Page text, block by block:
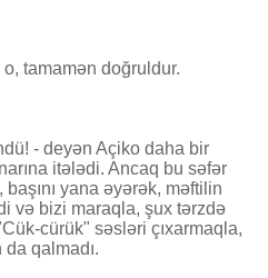
tamamən doğruldur.
- deyən Açiko daha bir
itələdi. Ancaq bu səfər
yana əyərək, məftilin
və bizi maraqla, şux tərzdə
cürük" səsləri çıxarmaqla,
qalmadı.